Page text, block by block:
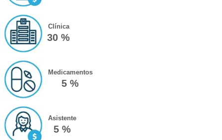
Clínica
30 %
Medicamentos
5 %
Asistente
5 %